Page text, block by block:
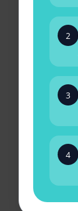
2
3
4